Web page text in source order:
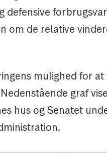
defensive
om de relative
mulighed for at
graf
hus og Senatet